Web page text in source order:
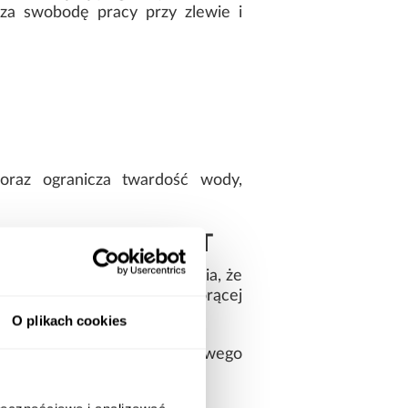
O plikach cookies
swobodę pracy przy zlewie i
ogranicza twardość wody,
COLD START
START. System ten sprawia, że
i ograniczyć pobór gorącej
pozostawiania dodatkowego
kuchniach.